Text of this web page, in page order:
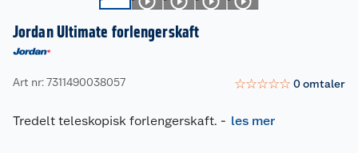
Jordan Ultimate forlengerskaft
Art nr: 7311490038057 ☆☆☆☆☆ 0omtaler
Tredelt teleskopisk forlengerskaft. - les mer